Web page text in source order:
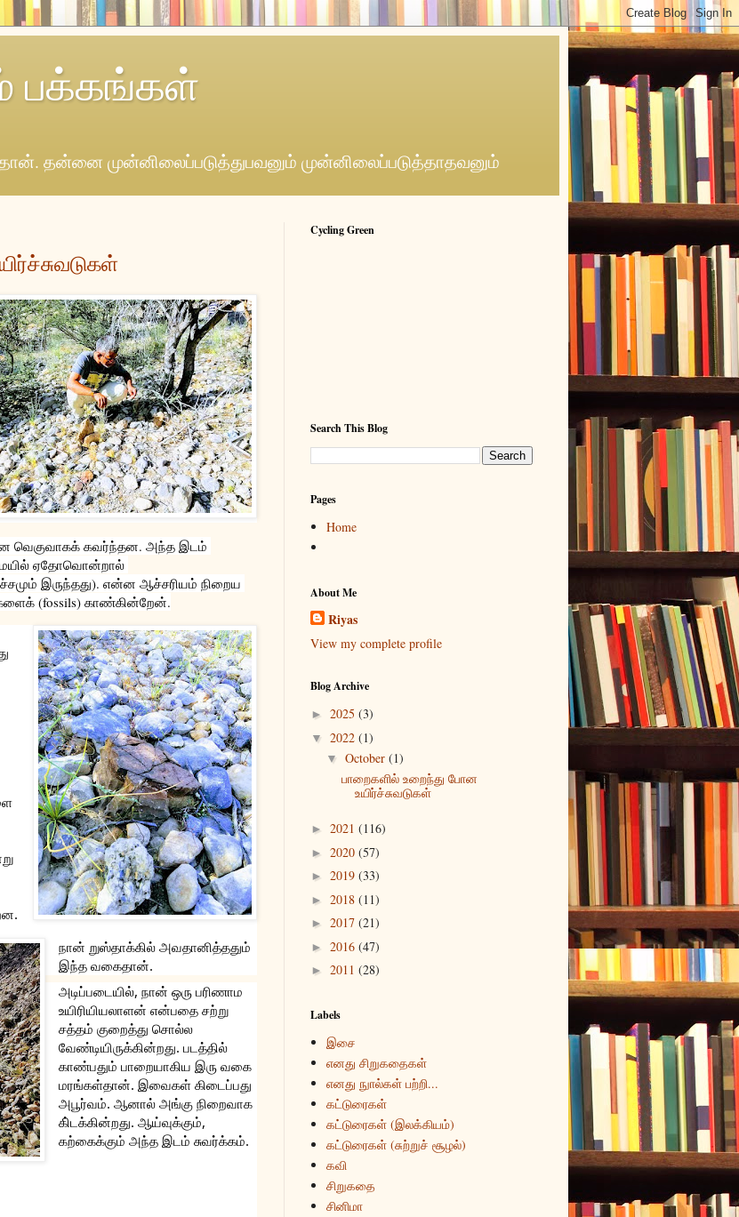
பக்கங்கள்
தன்னை முன்னிலைப்படுத்துபவனும் முன்னிலைப்படுத்தாதவனும்
வெகுவாகக் கவர்ந்தன. அந்த இடம்
ஏதோவொன்றால்
இருந்தது). என்ன ஆச்சரியம் நிறைய
(fossils) காண்கின்றேன்.
நான் றுஸ்தாக்கில் அவதானித்ததும்
இந்த வகைதான்.
அடிப்படையில், நான் ஒரு பரிணாம
உயிரியியலாளன் என்பதை சற்று
சத்தம் குறைத்து சொல்ல
வேண்டியிருக்கின்றது. படத்தில்
காண்பதும் பாறையாகிய இரு வகை
மரங்கள்தான். இவைகள் கிடைப்பது
அபூர்வம். ஆனால் அங்கு நிறைவாக
கி்டக்கின்றது. ஆய்வுக்கும்,
கற்கைக்கும் அந்த இடம் சுவர்க்கம்.
Cycling Green
Search This Blog
Pages
Home
About Me
Riyas
View my complete profile
Blog Archive
► 2025 (3)
▼ 2022 (1)
▼ October (1)
பாறைகளில் உறைந்து போன
உயிர்ச்சுவடுகள்
► 2021 (116)
► 2020 (57)
► 2019 (33)
► 2018 (11)
► 2017 (21)
► 2016 (47)
► 2011 (28)
Labels
இசை
எனது சிறுகதைகள்
எனது நுால்கள் பற்றி...
கட்டுரைகள்
கட்டுரைகள் (இலக்கியம்)
கட்டுரைகள் (சுற்றுச் சூழல்)
கவி
சிறுகதை
சினிமா